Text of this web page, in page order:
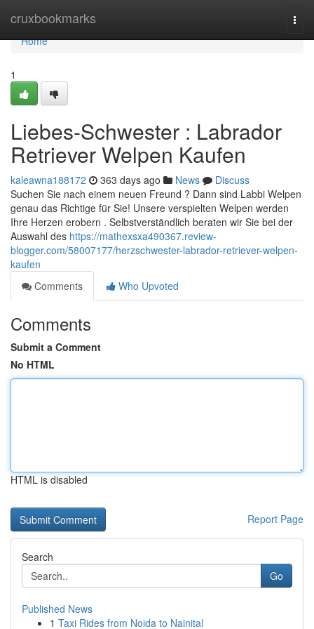
cruxbookmarks
Home
Home
1
Liebes-Schwester : Labrador
Retriever Welpen Kaufen
kaleawna188172 363 days ago News
Discuss
Suchen Sie nach einem neuen Freund ? Dann sind Labbi Welpen
genau das Richtige für Sie! Unsere verspielten Welpen werden
Ihre Herzen erobern . Selbstverständlich beraten wir Sie bei der
Auswahl des https://mathexsxa490367.review-
blogger.com/58007177/herzschwester-labrador-retriever-welpen-
kaufen
Comments
Who Upvoted
Comments
Submit a Comment
No HTML
HTML is disabled
Report Page
Search
Go
Published News
1 Taxi Rides from Noida to Nainital